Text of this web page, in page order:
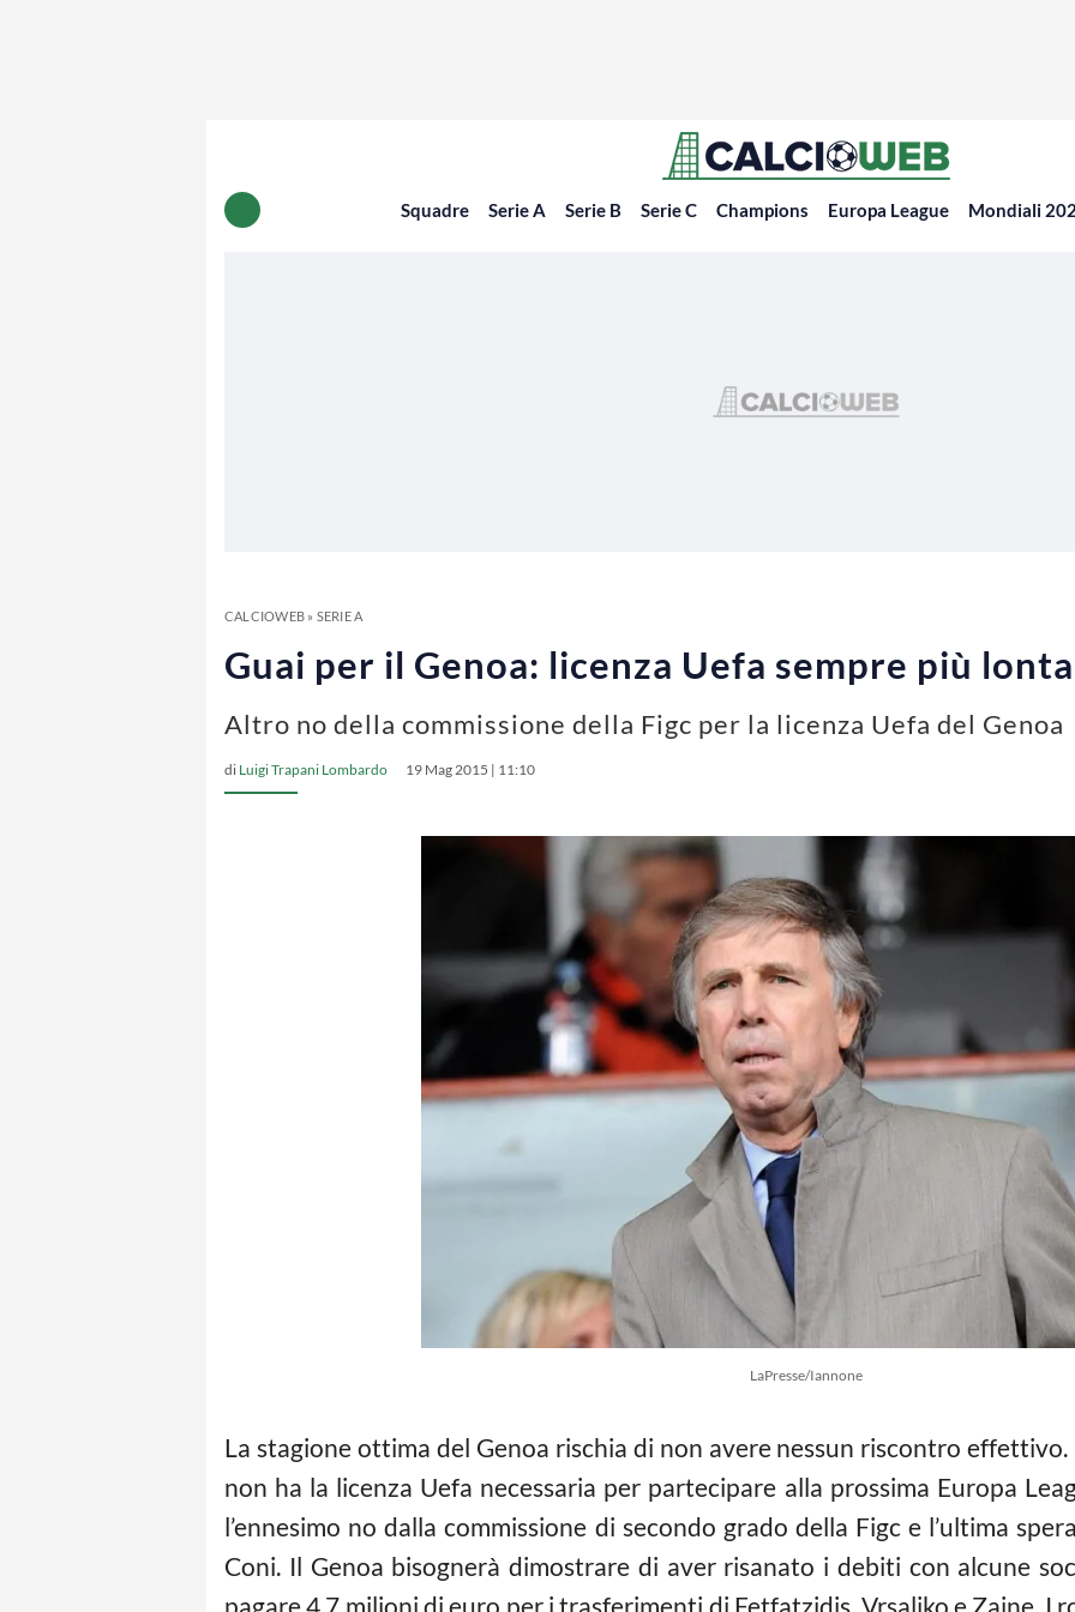
Squadre Serie A Serie B Serie C Champions Europa League Mondiali
CALCIOWEB» SERIE A
Guai per il Genoa: licenza Uefa sempre più
Altro no della commissione della Figc per la licenza Uefa del Genoa
di Luigi Trapani Lombardo 19 Mag 2015 | 11:10
LaPresse/Iannone
La stagione ottima del Genoa rischia di non avere nessun riscontro
non ha la licenza Uefa necessaria per partecipare alla prossima Europa
l’ennesimo no dalla commissione di secondo grado della Figc e l’ultima
Coni. Il Genoa bisognerà dimostrare di aver risanato i debiti con alcune
pagare 4,7 milioni di euro per i trasferimenti di Fetfatzidis, Vrsaljko e Zaine. I